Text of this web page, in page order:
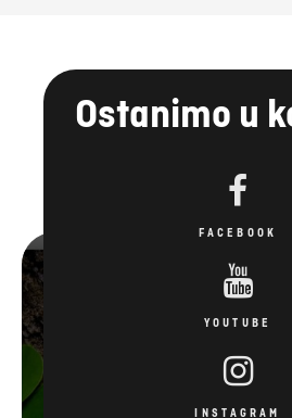
Ostanimo u
FACEBOOK
YOUTUBE
INSTAGRAM